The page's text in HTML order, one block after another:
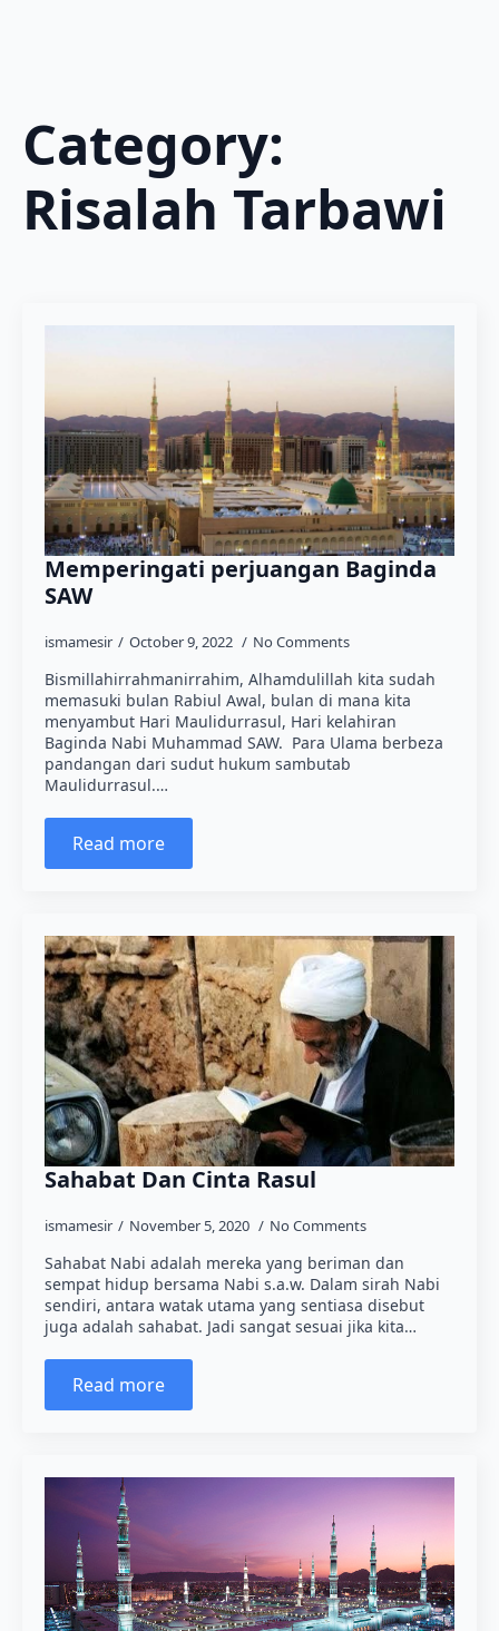
Category:
Risalah Tarbawi
Memperingati perjuangan Baginda
SAW
ismamesir October 9, 2022 No Comments
Bismillahirrahmanirrahim, Alhamdulillah kita sudah
memasuki bulan Rabiul Awal, bulan di mana kita
menyambut Hari Maulidurrasul, Hari kelahiran
Baginda Nabi Muhammad SAW. Para Ulama berbeza
pandangan dari sudut hukum sambutab
Maulidurrasul.…
Read more
Sahabat Dan Cinta Rasul
ismamesir November 5, 2020 No Comments
Sahabat Nabi adalah mereka yang beriman dan
sempat hidup bersama Nabi s.a.w. Dalam sirah Nabi
sendiri, antara watak utama yang sentiasa disebut
juga adalah sahabat. Jadi sangat sesuai jika kita…
Read more